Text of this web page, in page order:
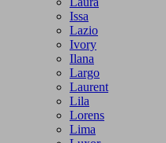
Issa
Lazio
Ivory
Ilana
Largo
Laurent
Lila
Lorens
Lima